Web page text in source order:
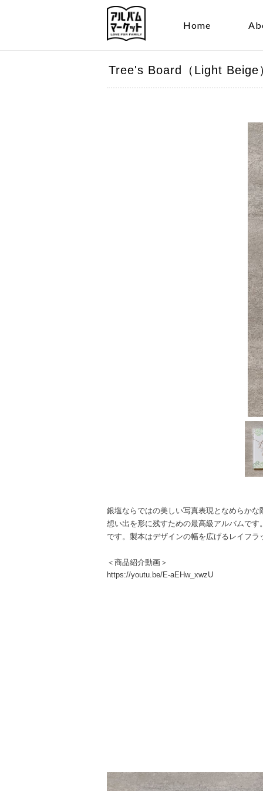
Home
Tree's Board（Light Beige
銀塩ならではの美しい写真表現となめらか
想い出を形に残すための最高級アルバムで
です。製本はデザインの幅を広げるレイフラ
＜商品紹介動画＞
https://youtu.be/E-aEHw_xwzU